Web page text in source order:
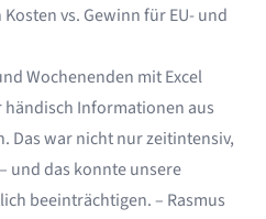
vs. Gewinn für EU- und
Wochenenden mit Excel
Informationen aus
Das war nicht nur zeitintensiv,
und das konnte unsere
beeinträchtigen. – Rasmus